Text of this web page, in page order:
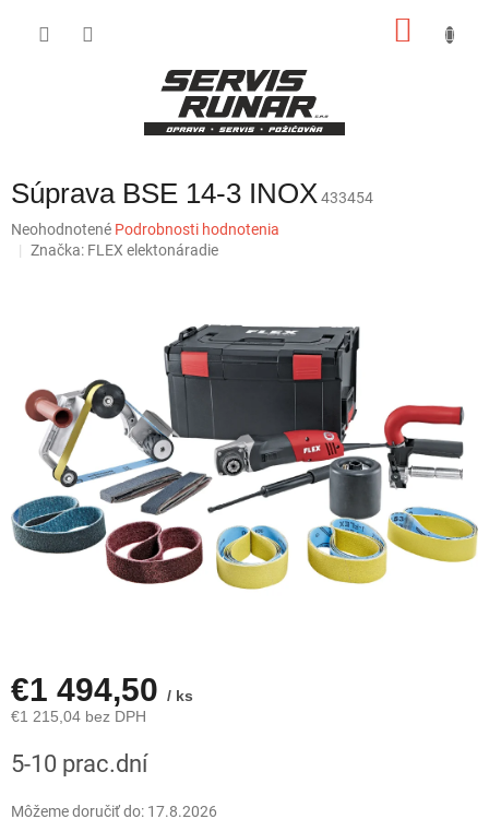
Súprava BSE 14-3 INOX433454
Priemerné
hodnotenie
Neohodnotené Podrobnosti hodnotenia
Značka: FLEX elektonáradie
€1 494,50 / ks
€1 215,04 bez DPH
cena:
5-10 prac.dní
Môžeme doručiť do: 17.8.2026